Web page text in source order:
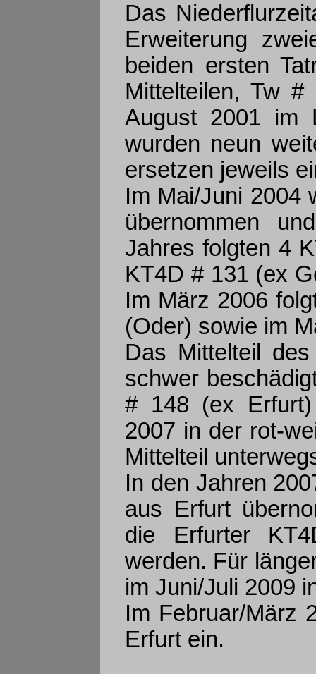
Das
Erweiterung
beiden ersten
Mittelteilen, Tw
August 2001 im
wurden neun
ersetzen jeweils
Im Mai/Juni 2004
übernommen
Jahres folgten 4
KT4D # 131 (ex
Im März 2006
(Oder) sowie im
Das Mittelteil
schwer
# 148 (ex
2007 in der rot-
Mittelteil
In den Jahren
aus Erfurt
die Erfurter
werden. Für
im Juni/Juli 2009
Im Februar/März
Erfurt ein.